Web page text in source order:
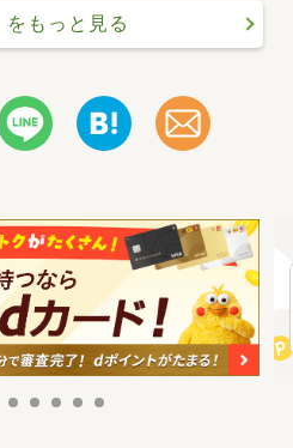
をもっと見る